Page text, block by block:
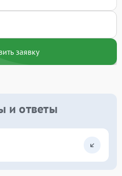
заявку
и ответы